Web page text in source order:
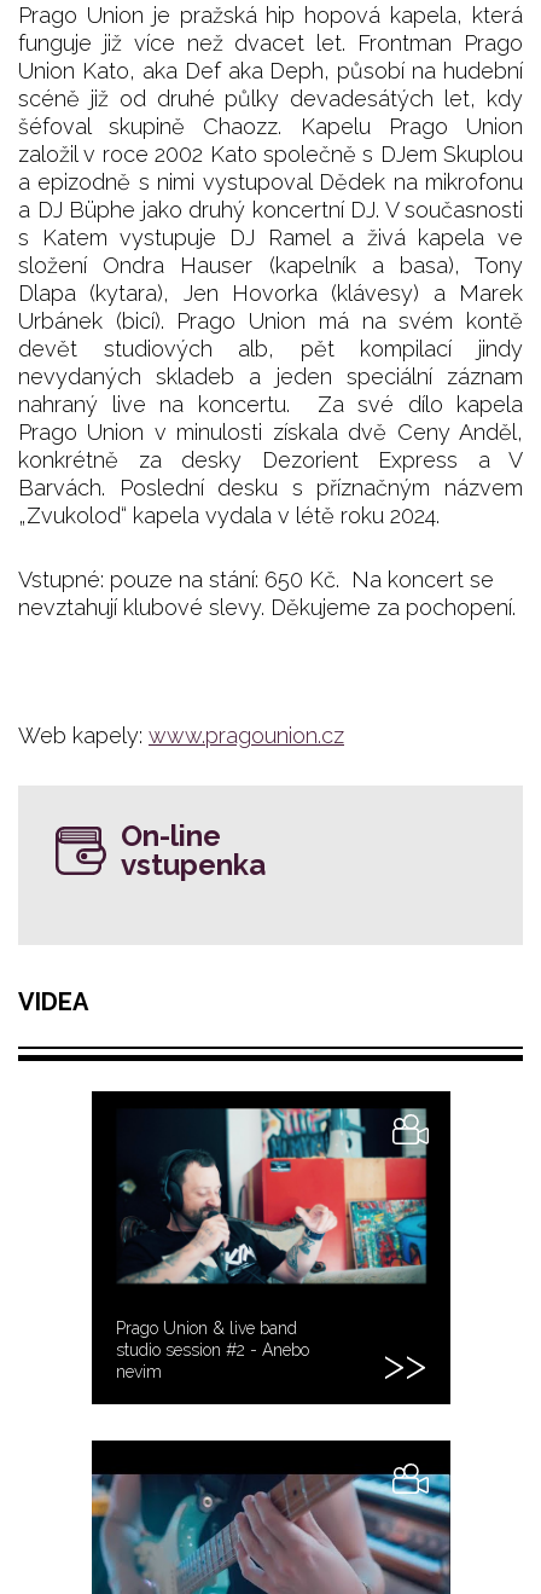
Prago Union je pražská hip hopová kapela, která
funguje již více než dvacet let. Frontman Prago
Union Kato, aka Def aka Deph, působí na hudební
scéně již od druhé půlky devadesátých let, kdy
šéfoval skupině Chaozz. Kapelu Prago Union
založil v roce 2002 Kato společně s DJem Skuplou
a epizodně s nimi vystupoval Dědek na mikrofonu
a DJ Büphe jako druhý koncertní DJ. V současnosti
s Katem vystupuje DJ Ramel a živá kapela ve
složení Ondra Hauser (kapelník a basa), Tony
Dlapa (kytara), Jen Hovorka (klávesy) a Marek
Urbánek (bicí). Prago Union má na svém kontě
devět studiových alb, pět kompilací jindy
nevydaných skladeb a jeden speciální záznam
nahraný live na koncertu. Za své dílo kapela
Prago Union v minulosti získala dvě Ceny Anděl,
konkrétně za desky Dezorient Express a V
Barvách. Poslední desku s příznačným názvem
„Zvukolod“ kapela vydala v létě roku 2024.
Vstupné: pouze na stání: 650 Kč. Na koncert se
nevztahují klubové slevy. Děkujeme za pochopení.
Web kapely: www.pragounion.cz
On-line
vstupenka
VIDEA
Prago Union & live band
studio session #2 - Anebo
nevim